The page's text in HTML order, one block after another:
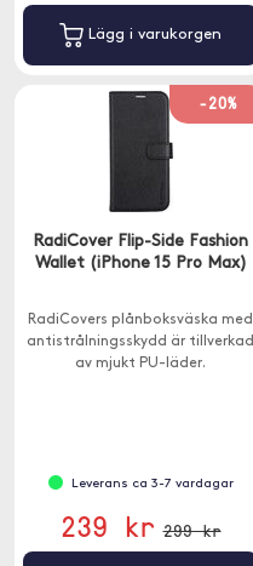
Lägg i varukorgen
-20%
RadiCover Flip-Side Fashion
Wallet (iPhone 15 Pro Max)
RadiCovers plånboksväska med
antistrålningsskydd är tillverkad
av mjukt PU-läder.
Leverans ca 3-7 vardagar
239 kr 299 kr